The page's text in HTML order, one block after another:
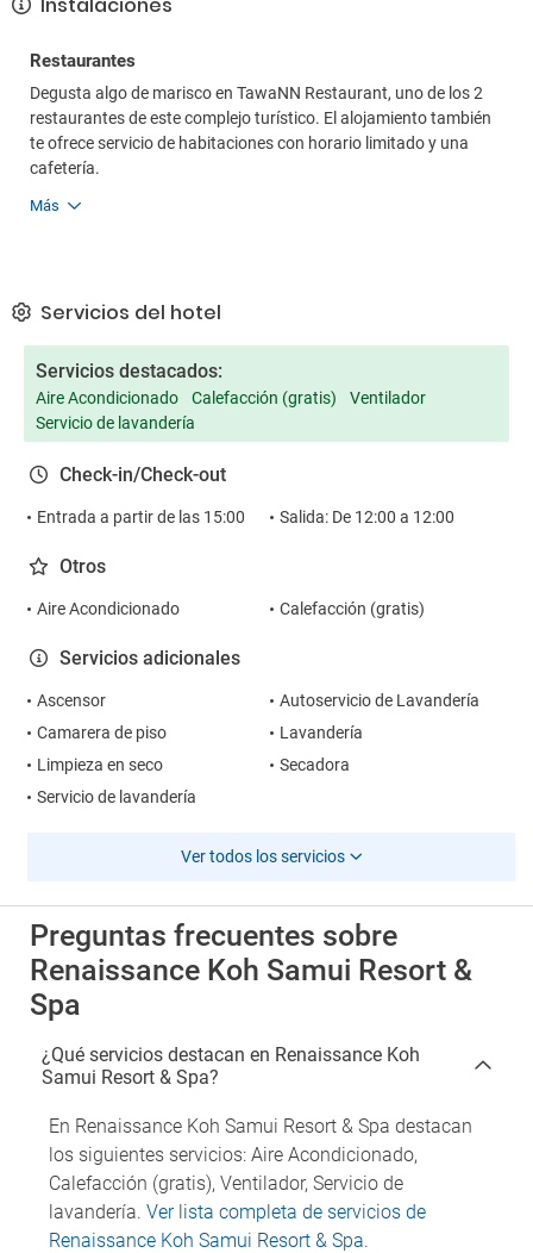
Restaurantes
Degusta algo de marisco en TawaNN Restaurant, uno de los 2
restaurantes de este complejo turístico. El alojamiento también
te ofrece servicio de habitaciones con horario limitado y una
cafetería.
Más
Servicios del hotel
Servicios destacados:
Aire Acondicionado Calefacción (gratis)
Ventilador
Servicio de lavandería
Check-in/Check-out
Entrada a partir de las 15:00 Salida: De 12:00 a 12:00
Otros
Aire Acondicionado Calefacción (gratis)
Servicios adicionales
Ascensor
Autoservicio de Lavandería
Camarera de piso
Lavandería
Limpieza en seco
Secadora
Servicio de lavandería
Ver todos los servicios
Preguntas frecuentes sobre
Renaissance Koh Samui Resort &
Spa
¿Qué servicios destacan en Renaissance Koh
Samui Resort & Spa?
En Renaissance Koh Samui Resort & Spa destacan
los siguientes servicios: Aire Acondicionado,
Calefacción (gratis), Ventilador, Servicio de
lavandería. Ver lista completa de servicios de
Renaissance Koh Samui Resort & Spa.